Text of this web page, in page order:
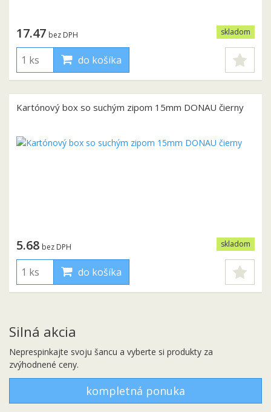
skladom
17.47 bez DPH
do košíka
Kartónový box so suchým zipom 15mm DONAU čierny
skladom
5.68 bez DPH
do košíka
Silná akcia
Neprespinkajte svoju šancu a vyberte si produkty za
zvýhodnené ceny.
kompletná ponuka